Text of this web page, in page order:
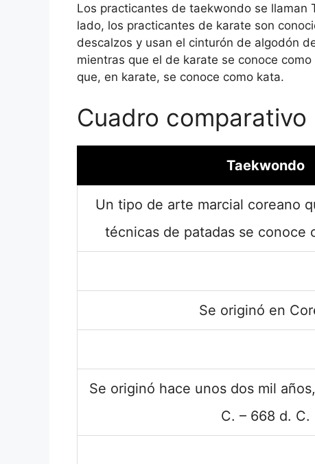
Los practicantes de taekwondo se
lado, los practicantes de karate son
descalzos y usan el cinturón de algodón
mientras que el de karate se conoce
que, en karate, se conoce como kata.
Cuadro comparativo
Taekwondo
Un tipo de arte marcial coreano
técnicas de patadas se conoce
Se originó en
Se originó hace unos dos mil
C. – 668 d. C.